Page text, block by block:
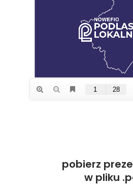
pobierz
w pliku